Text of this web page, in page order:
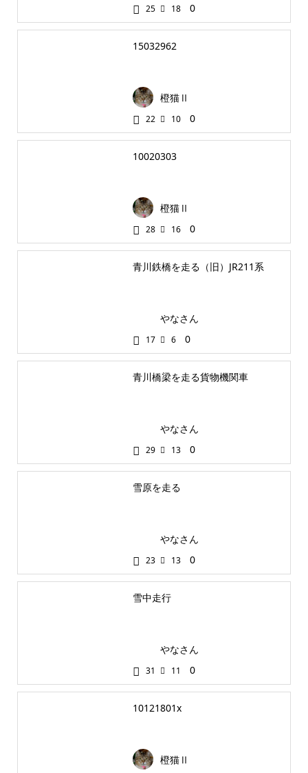
25 18 0
15032962
橙猫Ⅱ
22 10 0
10020303
橙猫Ⅱ
28 16 0
青川鉄橋を走る（旧）JR211系
やなさん
17 6 0
青川橋梁を走る貨物機関車
やなさん
29 13 0
雪原を走る
やなさん
23 13 0
雪中走行
やなさん
31 11 0
10121801x
橙猫Ⅱ